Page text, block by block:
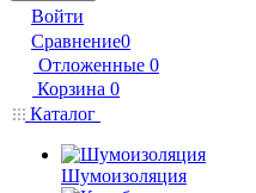
Войти
Сравнение0
Отложенные 0
Корзина 0
Каталог
Шумоизоляция